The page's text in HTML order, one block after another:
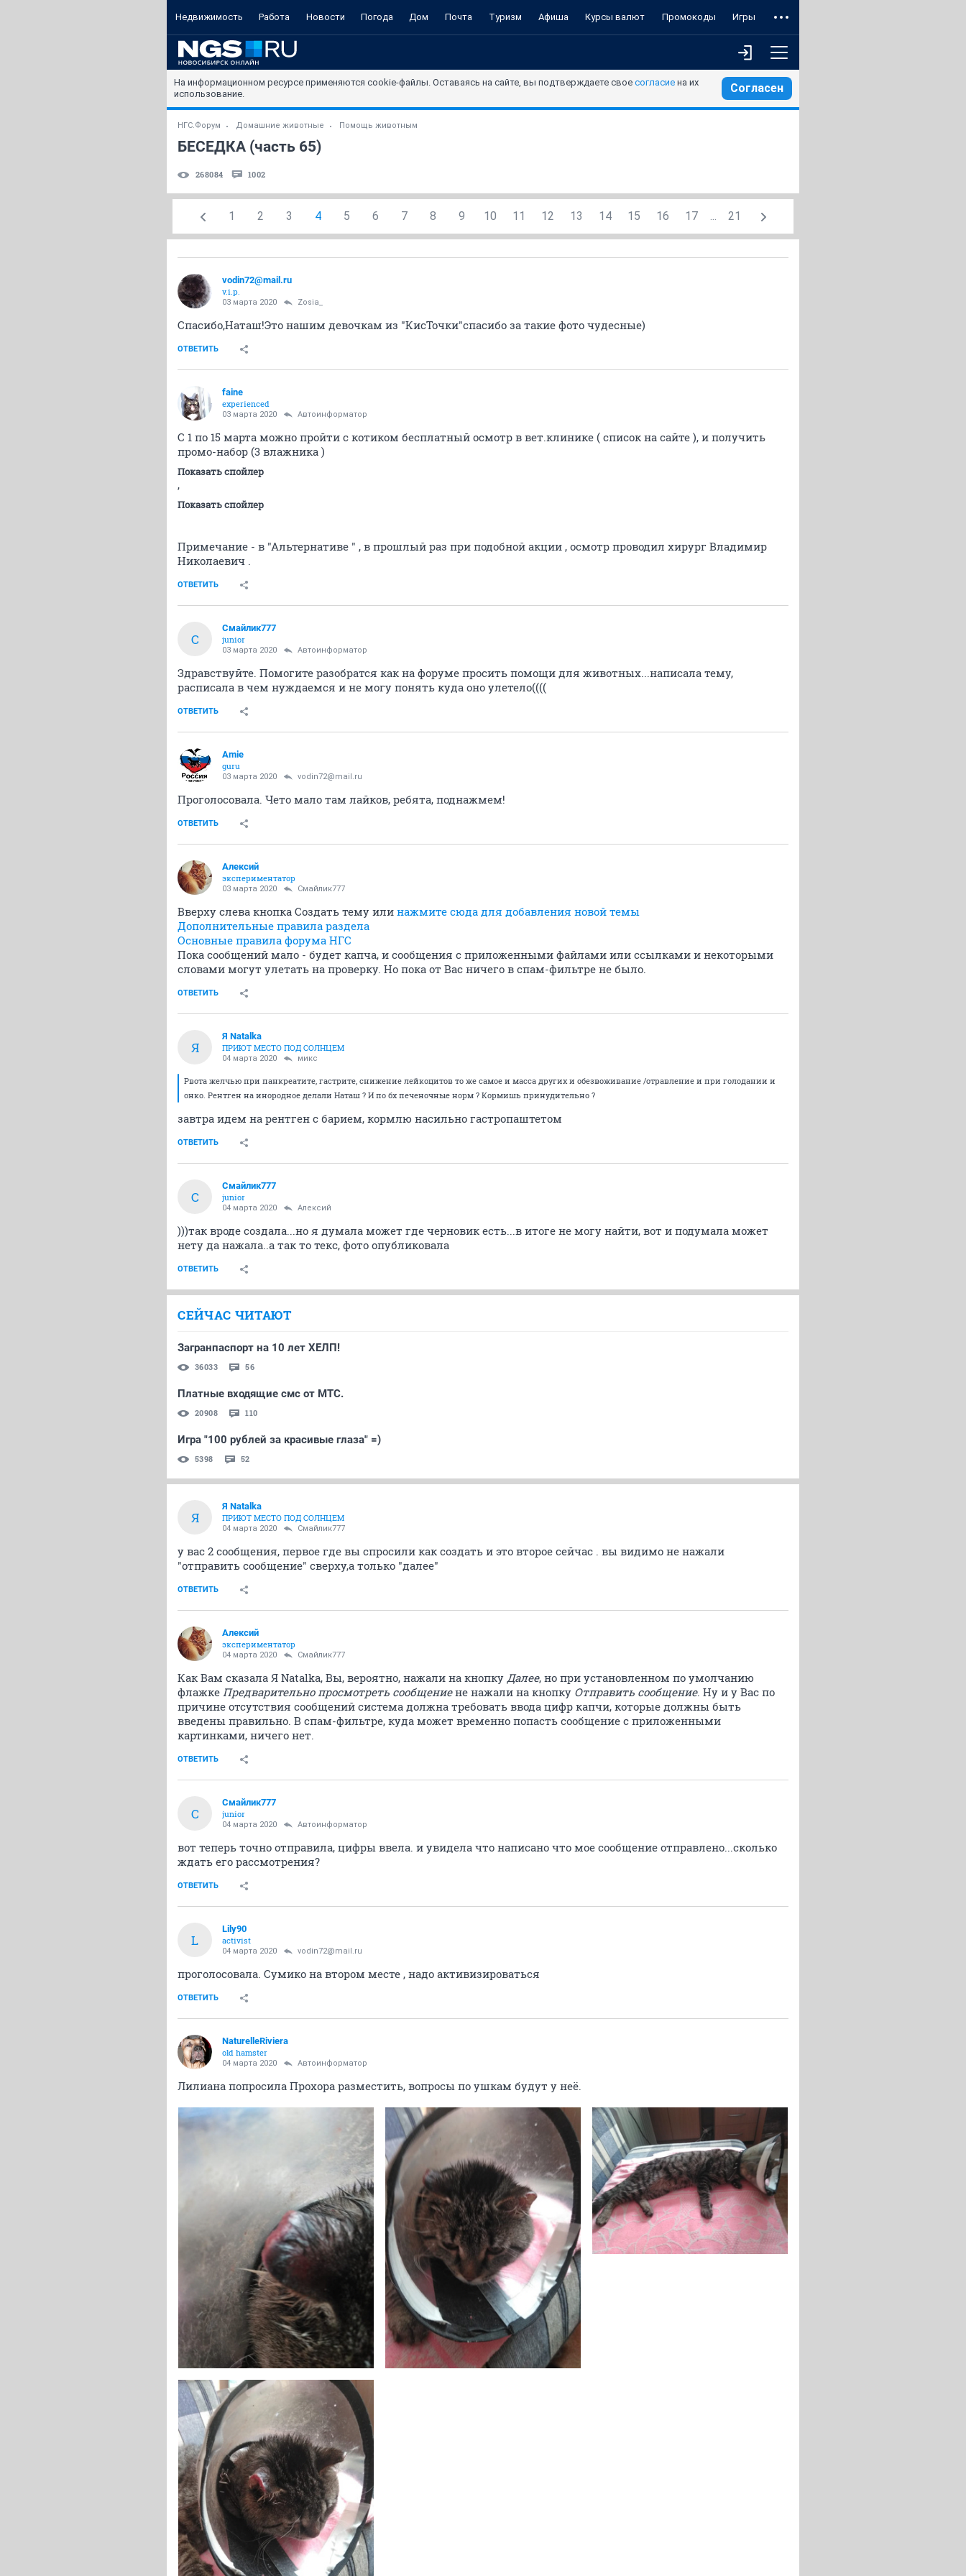
Недвижимость Работа Новости Погода Дом Почта Туризм Афиша Курсы валют Промокоды Игры
На информационном ресурсе применяются cookie-файлы. Оставаясь на сайте, вы подтверждаете свое согласие на их
использование.
Согласен
НГС.Форум Домашние животные Помощь животным
БЕСЕДКА (часть 65)
268084 1002
1 2 3 4 5 6 7 8 9 10 11 12 13 14 15 16 17 ... 21
vodin72@mail.ru
v.i.p.
03 марта 2020 Zosia_
Спасибо,Наташ!Это нашим девочкам из "КисТочки"спасибо за такие фото чудесные)
ОТВЕТИТЬ
faine
experienced
03 марта 2020 Автоинформатор
С 1 по 15 марта можно пройти с котиком бесплатный осмотр в вет.клинике ( список на сайте ), и получить
промо-набор (3 влажника )
Показать спойлер
,
Показать спойлер
Примечание - в "Альтернативе " , в прошлый раз при подобной акции , осмотр проводил хирург Владимир
Николаевич .
ОТВЕТИТЬ
С
Смайлик777
junior
03 марта 2020 Автоинформатор
Здравствуйте. Помогите разобратся как на форуме просить помощи для животных...написала тему,
расписала в чем нуждаемся и не могу понять куда оно улетело((((
ОТВЕТИТЬ
Amie
guru
03 марта 2020 vodin72@mail.ru
Проголосовала. Чето мало там лайков, ребята, поднажмем!
ОТВЕТИТЬ
Алексий
экспериментатор
03 марта 2020 Смайлик777
Вверху слева кнопка Создать тему или нажмите сюда для добавления новой темы
Дополнительные правила раздела
Основные правила форума НГС
Пока сообщений мало - будет капча, и сообщения с приложенными файлами или ссылками и некоторыми
словами могут улетать на проверку. Но пока от Вас ничего в спам-фильтре не было.
ОТВЕТИТЬ
Я
Я Natalka
ПРИЮТ МЕСТО ПОД СОЛНЦЕМ
04 марта 2020 микс
Рвота желчью при панкреатите, гастрите, снижение лейкоцитов то же самое и масса других и обезвоживание /отравление и при голодании и
онко. Рентген на инородное делали Наташ ? И по бх печеночные норм ? Кормишь принудительно ?
завтра идем на рентген с барием, кормлю насильно гастропаштетом
ОТВЕТИТЬ
С
Смайлик777
junior
04 марта 2020 Алексий
)))так вроде создала...но я думала может где черновик есть...в итоге не могу найти, вот и подумала может
нету да нажала..а так то текс, фото опубликовала
ОТВЕТИТЬ
СЕЙЧАС ЧИТАЮТ
Загранпаспорт на 10 лет ХЕЛП!
36033 56
Платные входящие смс от МТС.
20908 110
Игра "100 рублей за красивые глаза" =)
5398 52
Я
Я Natalka
ПРИЮТ МЕСТО ПОД СОЛНЦЕМ
04 марта 2020 Смайлик777
у вас 2 сообщения, первое где вы спросили как создать и это второе сейчас . вы видимо не нажали
"отправить сообщение" сверху,а только "далее"
ОТВЕТИТЬ
Алексий
экспериментатор
04 марта 2020 Смайлик777
Как Вам сказала Я Natalka, Вы, вероятно, нажали на кнопку Далее, но при установленном по умолчанию
флажке Предварительно просмотреть сообщениене нажали на кнопку Отправить сообщение. Ну и у Вас по
причине отсутствия сообщений система должна требовать ввода цифр капчи, которые должны быть
введены правильно. В спам-фильтре, куда может временно попасть сообщение с приложенными
картинками, ничего нет.
ОТВЕТИТЬ
С
Смайлик777
junior
04 марта 2020 Автоинформатор
вот теперь точно отправила, цифры ввела. и увидела что написано что мое сообщение отправлено...сколько
ждать его рассмотрения?
ОТВЕТИТЬ
L
Lily90
activist
04 марта 2020 vodin72@mail.ru
проголосовала. Сумико на втором месте , надо активизироваться
ОТВЕТИТЬ
NaturelleRiviera
old hamster
04 марта 2020 Автоинформатор
Лилиана попросила Прохора разместить, вопросы по ушкам будут у неё.